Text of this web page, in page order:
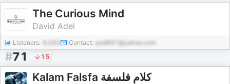
The Curious Mind
David Adel
Listeners: Contact: pod897@yahoo.com
#71 15
Kalam Falsfa كلام فلسفة